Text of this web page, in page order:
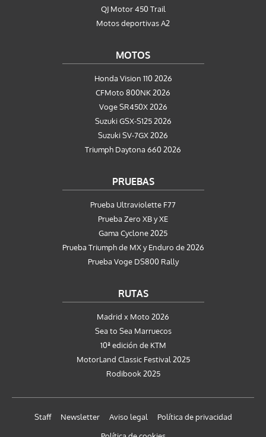
QJ Motor 450 Trail
Motos deportivas A2
MOTOS
Honda Vision 110 2026
CFMoto 800NK 2026
Voge SR450X 2026
Suzuki GSX-S125 2026
Suzuki SV-7GX 2026
Triumph Daytona 660 2026
PRUEBAS
Prueba Ultraviolette F77
Prueba Zero XB y XE
Gama Cyclone 2025
Prueba Triumph de MX y Enduro de 2026
Prueba Voge DS800 Rally
RUTAS
Madrid x Moto 2026
Sea to Sea Marruecos
10ª edición de KTM
MotorLand Classic Festival 2025
Rodibook 2025
Staff Newsletter Aviso legal
Política de privacidad